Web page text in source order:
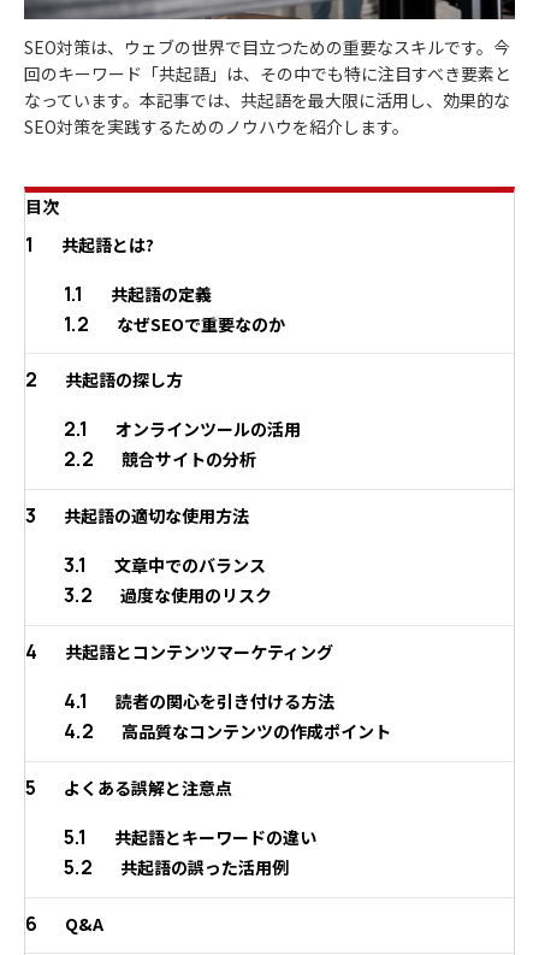
SEO対策は、ウェブの世界で目立つための重要なスキルです。今
回のキーワード「共起語」は、その中でも特に注目すべき要素と
なっています。本記事では、共起語を最大限に活用し、効果的な
SEO対策を実践するためのノウハウを紹介します。
目次
1 共起語とは?
1.1 共起語の定義
1.2 なぜSEOで重要なのか
2 共起語の探し方
2.1 オンラインツールの活用
2.2 競合サイトの分析
3 共起語の適切な使用方法
3.1 文章中でのバランス
3.2 過度な使用のリスク
4 共起語とコンテンツマーケティング
4.1 読者の関心を引き付ける方法
4.2 高品質なコンテンツの作成ポイント
5 よくある誤解と注意点
5.1 共起語とキーワードの違い
5.2 共起語の誤った活用例
6 Q&A